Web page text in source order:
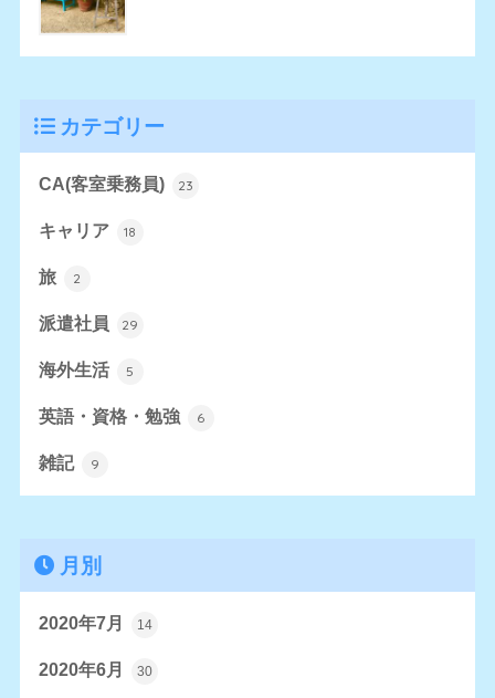
カテゴリー
CA(客室乗務員) 23
キャリア 18
旅 2
派遣社員 29
海外生活 5
英語・資格・勉強 6
雑記 9
月別
2020年7月 14
2020年6月 30